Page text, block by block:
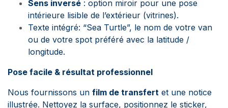
Sens inversé : option miroir pour une pose
intérieure lisible de l’extérieur (vitrines).
Texte intégré: “Sea Turtle”, le nom de votre van
ou de votre spot préféré avec la latitude /
longitude.
Pose facile & résultat professionnel
Nous fournissons un film de transfert et une notice
illustrée. Nettoyez la surface, positionnez le sticker,